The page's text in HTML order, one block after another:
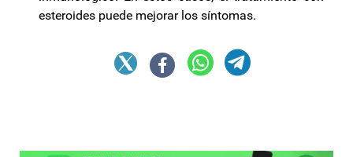
esteroides puede mejorar los síntomas.